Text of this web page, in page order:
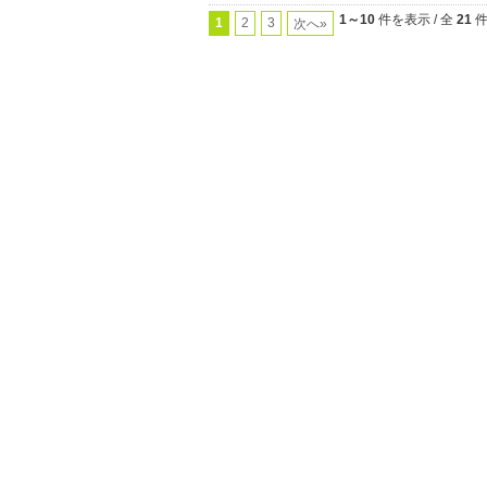
1 2 3 次へ» 1～10 件を表示 / 全 21 件